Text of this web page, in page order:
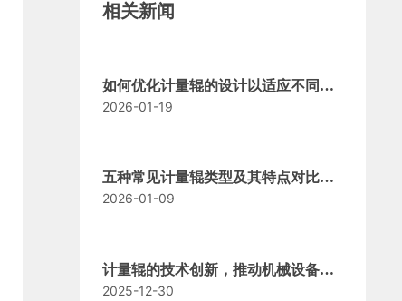
相关新闻
如何优化计量辊的设计以适应不同生
产需求
2026-01-19
五种常见计量辊类型及其特点对比分
析
2026-01-09
计量辊的技术创新，推动机械设备现
代化
2025-12-30